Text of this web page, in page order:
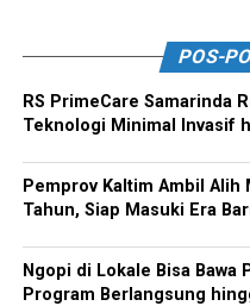
POS-
RS PrimeCare Samarinda
Teknologi Minimal Invasif
Pemprov Kaltim Ambil Alih
Tahun, Siap Masuki Era
Ngopi di Lokale Bisa Bawa
Program Berlangsung